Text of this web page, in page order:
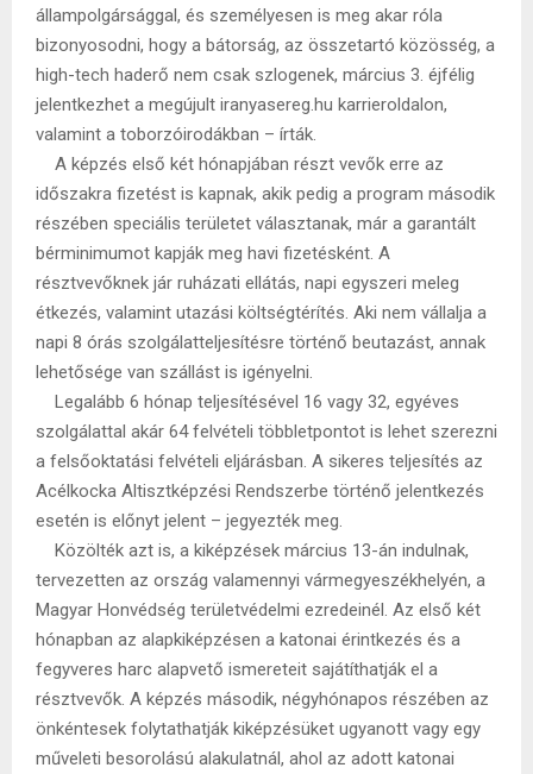
állampolgársággal, és személyesen is meg akar róla
bizonyosodni, hogy a bátorság, az összetartó közösség, a
high-tech haderő nem csak szlogenek, március 3. éjfélig
jelentkezhet a megújult iranyasereg.hu karrieroldalon,
valamint a toborzóirodákban – írták.
A képzés első két hónapjában részt vevők erre az
időszakra fizetést is kapnak, akik pedig a program második
részében speciális területet választanak, már a garantált
bérminimumot kapják meg havi fizetésként. A
résztvevőknek jár ruházati ellátás, napi egyszeri meleg
étkezés, valamint utazási költségtérítés. Aki nem vállalja a
napi 8 órás szolgálatteljesítésre történő beutazást, annak
lehetősége van szállást is igényelni.
Legalább 6 hónap teljesítésével 16 vagy 32, egyéves
szolgálattal akár 64 felvételi többletpontot is lehet szerezni
a felsőoktatási felvételi eljárásban. A sikeres teljesítés az
Acélkocka Altisztképzési Rendszerbe történő jelentkezés
esetén is előnyt jelent – jegyezték meg.
Közölték azt is, a kiképzések március 13-án indulnak,
tervezetten az ország valamennyi vármegyeszékhelyén, a
Magyar Honvédség területvédelmi ezredeinél. Az első két
hónapban az alapkiképzésen a katonai érintkezés és a
fegyveres harc alapvető ismereteit sajátíthatják el a
résztvevők. A képzés második, négyhónapos részében az
önkéntesek folytathatják kiképzésüket ugyanott vagy egy
műveleti besorolású alakulatnál, ahol az adott katonai